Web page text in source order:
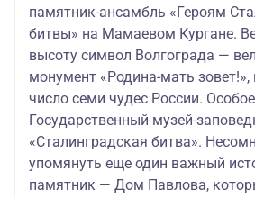
памятник-ансамбль «Героям
битвы» на Мамаевом Кургане.
высоту символ Волгограда —
монумент «Родина-мать
число семи чудес России.
Государственный музей-
«Сталинградская битва».
упомянуть еще один важный
памятник — Дом Павлова,